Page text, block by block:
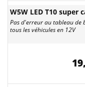
W5W LED T10 super
Pas d'erreur au tableau de
tous les véhicules en 12V